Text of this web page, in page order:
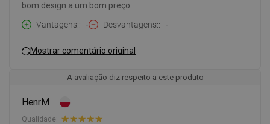
bom design a um bom preço
Vantagens:
- Desvantagens: -
Mostrar comentário original
A avaliação diz respeito a este produto
HenrM
Qualidade: